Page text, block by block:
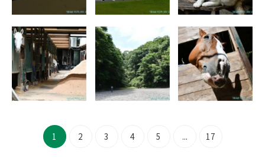
2026年6月16日
(火) 梅雨の晴
れ間
2026年6月6日
(土) 風が気持
ち良い
2026年5月30日
(土) 夏のよう
1 2 3 4 5 ... 17